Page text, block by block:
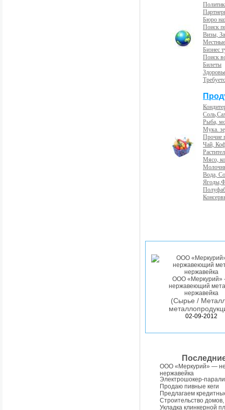
Бюро
Поиск
Визы,
Бизнес
Поиск
Билеты
Рыба,
Мука.
Прочие
Чай,
Мясо,
Вода,
ООО
нержавеющий
нержавейка
(Сырье /
02-09-2012
ООО «Меркурий» —
нержавейка
Электрошокер-
Продаю пивные кеги
Предлагаем
Строительство
Укладка клинкерной